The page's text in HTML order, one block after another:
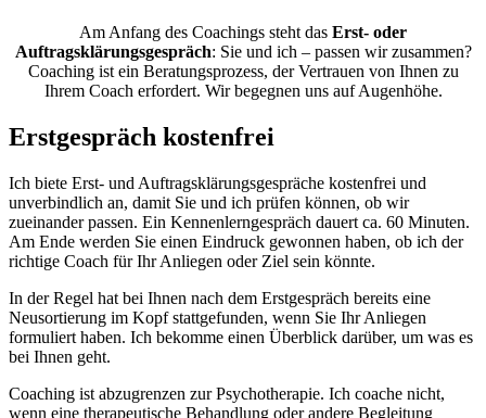
Am Anfang des Coachings steht das Erst- oder
Auftragsklärungsgespräch: Sie und ich – passen wir zusammen?
Coaching ist ein Beratungsprozess, der Vertrauen von Ihnen zu
Ihrem Coach erfordert. Wir begegnen uns auf Augenhöhe.
Erstgespräch kostenfrei
Ich biete Erst- und Auftragsklärungsgespräche kostenfrei und
unverbindlich an, damit Sie und ich prüfen können, ob wir
zueinander passen. Ein Kennenlerngespräch dauert ca. 60 Minuten.
Am Ende werden Sie einen Eindruck gewonnen haben, ob ich der
richtige Coach für Ihr Anliegen oder Ziel sein könnte.
In der Regel hat bei Ihnen nach dem Erstgespräch bereits eine
Neusortierung im Kopf stattgefunden, wenn Sie Ihr Anliegen
formuliert haben. Ich bekomme einen Überblick darüber, um was es
bei Ihnen geht.
Coaching ist abzugrenzen zur Psychotherapie. Ich coache nicht,
wenn eine therapeutische Behandlung oder andere Begleitung